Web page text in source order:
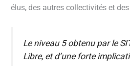
élus, des autres collectivités et
Le niveau 5 obtenu par le
Libre, et d’une forte